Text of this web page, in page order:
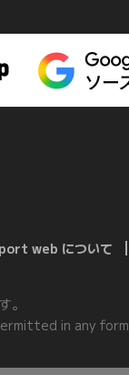
web について
。
in any form.